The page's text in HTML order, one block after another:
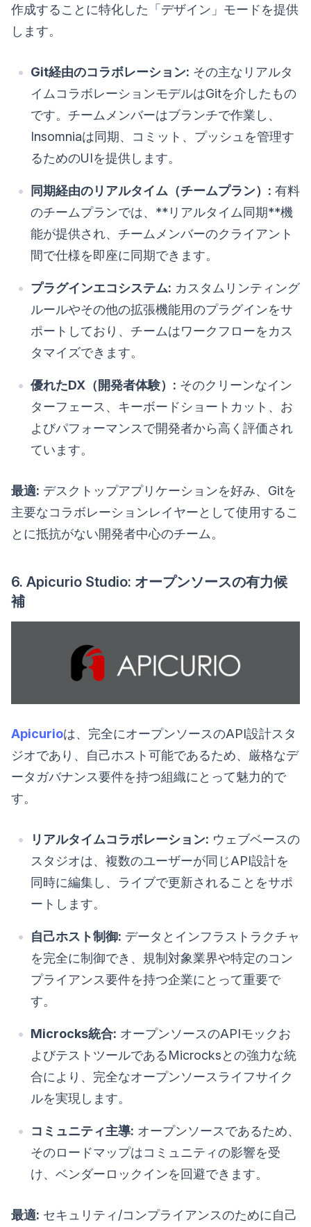
作成することに特化した「デザイン」モードを提供
します。
Git経由のコラボレーション: その主なリアルタ
イムコラボレーションモデルはGitを介したもの
です。チームメンバーはブランチで作業し、
Insomniaは同期、コミット、プッシュを管理す
るためのUIを提供します。
同期経由のリアルタイム（チームプラン）: 有料
のチームプランでは、**リアルタイム同期**機
能が提供され、チームメンバーのクライアント
間で仕様を即座に同期できます。
プラグインエコシステム: カスタムリンティング
ルールやその他の拡張機能用のプラグインをサ
ポートしており、チームはワークフローをカス
タマイズできます。
優れたDX（開発者体験）: そのクリーンなイン
ターフェース、キーボードショートカット、お
よびパフォーマンスで開発者から高く評価され
ています。
最適: デスクトップアプリケーションを好み、Gitを
主要なコラボレーションレイヤーとして使用するこ
とに抵抗がない開発者中心のチーム。
6. Apicurio Studio: オープンソースの有力候
補
Apicurioは、完全にオープンソースのAPI設計スタ
ジオであり、自己ホスト可能であるため、厳格なデ
ータガバナンス要件を持つ組織にとって魅力的で
す。
リアルタイムコラボレーション: ウェブベースの
スタジオは、複数のユーザーが同じAPI設計を
同時に編集し、ライブで更新されることをサポ
ートします。
自己ホスト制御: データとインフラストラクチャ
を完全に制御でき、規制対象業界や特定のコン
プライアンス要件を持つ企業にとって重要で
す。
Microcks統合: オープンソースのAPIモックお
よびテストツールであるMicrocksとの強力な統
合により、完全なオープンソースライフサイク
ルを実現します。
コミュニティ主導: オープンソースであるため、
そのロードマップはコミュニティの影響を受
け、ベンダーロックインを回避できます。
最適: セキュリティ/コンプライアンスのために自己